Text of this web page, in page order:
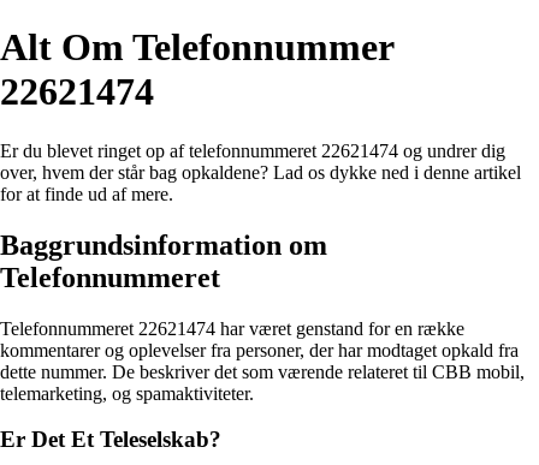
Alt Om Telefonnummer
22621474
Er du blevet ringet op af telefonnummeret 22621474 og undrer dig
over, hvem der står bag opkaldene? Lad os dykke ned i denne artikel
for at finde ud af mere.
Baggrundsinformation om
Telefonnummeret
Telefonnummeret 22621474 har været genstand for en række
kommentarer og oplevelser fra personer, der har modtaget opkald fra
dette nummer. De beskriver det som værende relateret til CBB mobil,
telemarketing, og spamaktiviteter.
Er Det Et Teleselskab?